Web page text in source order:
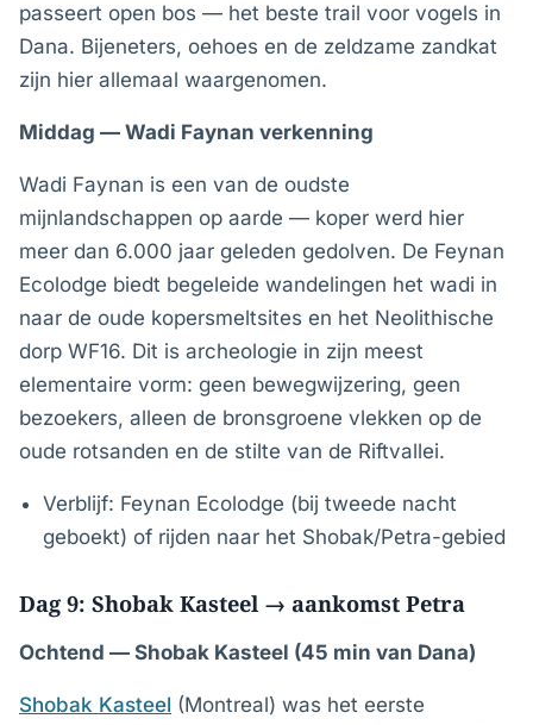
passeert open bos — het beste trail voor vogels in
Dana. Bijeneters, oehoes en de zeldzame zandkat
zijn hier allemaal waargenomen.
Middag — Wadi Faynan verkenning
Wadi Faynan is een van de oudste
mijnlandschappen op aarde — koper werd hier
meer dan 6.000 jaar geleden gedolven. De Feynan
Ecolodge biedt begeleide wandelingen het wadi in
naar de oude kopersmeltsites en het Neolithische
dorp WF16. Dit is archeologie in zijn meest
elementaire vorm: geen bewegwijzering, geen
bezoekers, alleen de bronsgroene vlekken op de
oude rotsanden en de stilte van de Riftvallei.
Verblijf: Feynan Ecolodge (bij tweede nacht
geboekt) of rijden naar het Shobak/Petra-gebied
Dag 9: Shobak Kasteel → aankomst Petra
Ochtend — Shobak Kasteel (45 min van Dana)
Shobak Kasteel (Montreal) was het eerste